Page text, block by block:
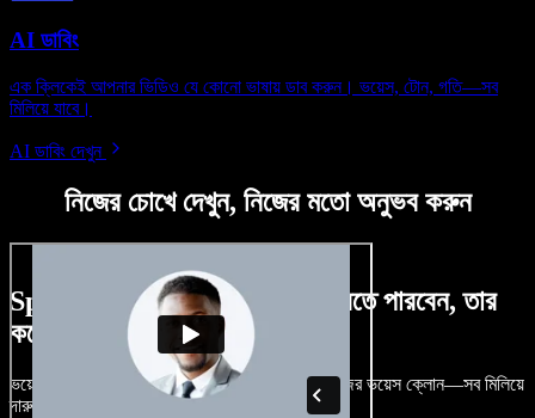
AI ডাবিং
এক ক্লিকেই আপনার ভিডিও যে কোনো ভাষায় ডাব করুন। ভয়েস, টোন, গতি—সব
মিলিয়ে যাবে।
AI ডাবিং দেখুন
নিজের চোখে দেখুন, নিজের মতো অনুভব করুন
Speechify Studio দিয়ে কী কী করতে পারবেন, তার
কয়েকটা উদাহরণ দেখুন
ভয়েসওভার, রয়্যালটি-ফ্রি ছবি, অডিও, ভিডিও যোগ, নিজের ভয়েস ক্লোন—সব মিলিয়ে
দারুণ মনে রাখার মতো অডিও-ভিডিও প্রজেক্ট বানান।